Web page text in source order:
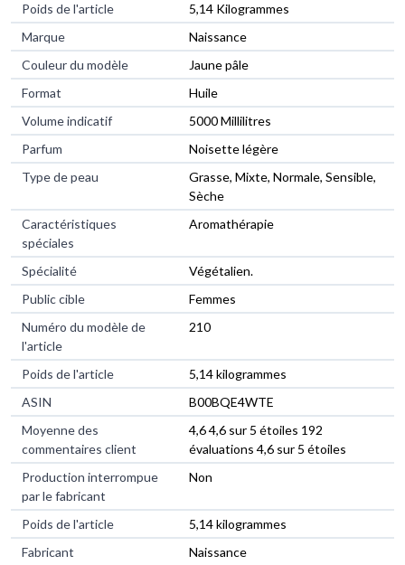
Poids de l'article
‎5,14 Kilogrammes
Marque
‎Naissance
Couleur du modèle
‎Jaune pâle
Format
‎Huile
Volume indicatif
‎5000 Millilitres
Parfum
‎Noisette légère
Type de peau
‎Grasse, Mixte, Normale, Sensible,
Sèche
Caractéristiques
spéciales
‎Aromathérapie
Spécialité
‎Végétalien.
Public cible
‎Femmes
Numéro du modèle de
l'article
‎210
Poids de l'article
‎5,14 kilogrammes
ASIN
‎B00BQE4WTE
Moyenne des
commentaires client
4,6 4,6 sur 5 étoiles 192
évaluations 4,6 sur 5 étoiles
Production interrompue
par le fabricant
Non
Poids de l'article
5,14 kilogrammes
Fabricant
Naissance